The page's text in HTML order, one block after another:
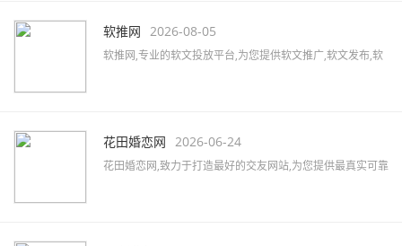
新的服装行业资讯,服装搭配及服装展会信息。
软推网 2026-08-05
软推网,专业的软文投放平台,为您提供软文推广,软文发布,软
资源,助力企业快速提升品牌知名度。
花田婚恋网 2026-06-24
花田婚恋网,致力于打造最好的交友网站,为您提供最真实可靠